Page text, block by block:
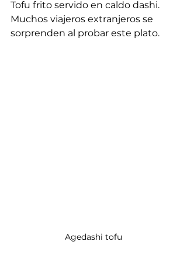
Tofu frito servido en caldo dashi.
Muchos viajeros extranjeros se
sorprenden al probar este plato.
Agedashi tofu